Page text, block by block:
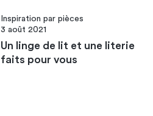
Inspiration par pièces
3 août 2021
Un linge de lit et une literie
faits pour vous